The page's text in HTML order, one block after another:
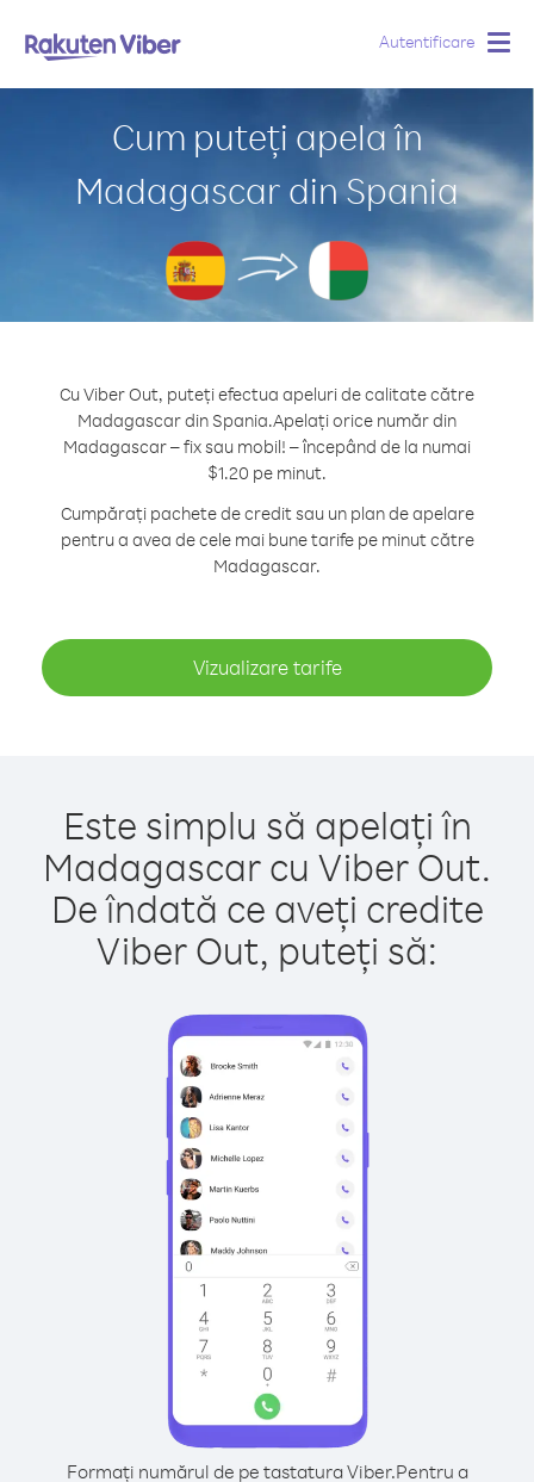
Autentificare
Cum puteți apela în
Madagascar din Spania
Cu Viber Out, puteți efectua apeluri de calitate către
Madagascar din Spania.Apelați orice număr din
Madagascar – fix sau mobil! – începând de la numai
$1.20 pe minut.
Cumpărați pachete de credit sau un plan de apelare
pentru a avea de cele mai bune tarife pe minut către
Madagascar.
Vizualizare tarife
Este simplu să apelați în
Madagascar cu Viber Out.
De îndată ce aveți credite
Viber Out, puteți să:
Formați numărul de pe tastatura Viber.Pentru a